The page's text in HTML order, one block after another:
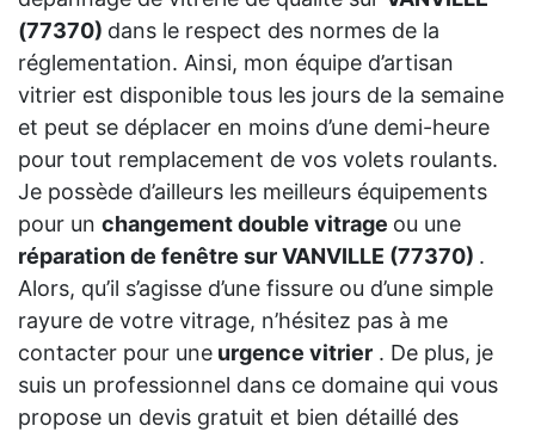
(77370) dans le respect des normes de la
réglementation. Ainsi, mon équipe d’artisan
vitrier est disponible tous les jours de la semaine
et peut se déplacer en moins d’une demi-heure
pour tout remplacement de vos volets roulants.
Je possède d’ailleurs les meilleurs équipements
pour un changement double vitrage ou une
réparation de fenêtre sur VANVILLE (77370) .
Alors, qu’il s’agisse d’une fissure ou d’une simple
rayure de votre vitrage, n’hésitez pas à me
contacter pour une urgence vitrier . De plus, je
suis un professionnel dans ce domaine qui vous
propose un devis gratuit et bien détaillé des